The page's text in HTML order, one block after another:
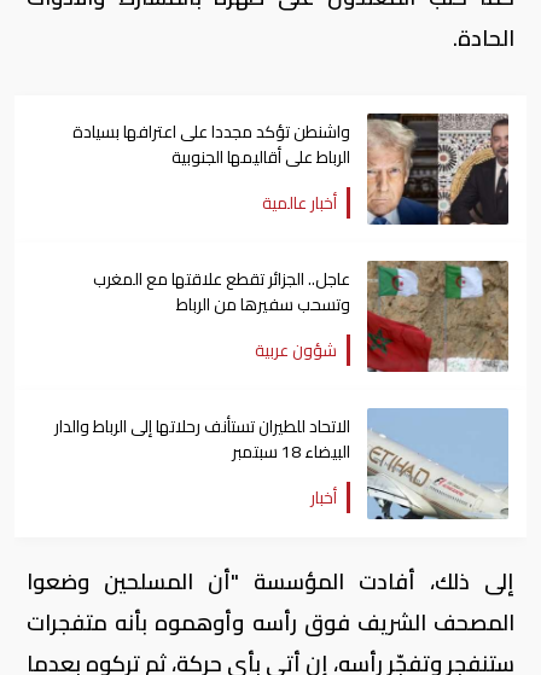
الحادة.
واشنطن تؤكد مجددا على اعترافها بسيادة
الرباط على أقاليمها الجنوبية
أخبار عالمية
عاجل.. الجزائر تقطع علاقتها مع المغرب
وتسحب سفيرها من الرباط
شؤون عربية
الاتحاد للطيران تستأنف رحلاتها إلى الرباط والدار
البيضاء 18 سبتمبر
أخبار
إلى ذلك، أفادت المؤسسة "أن المسلحين وضعوا
المصحف الشريف فوق رأسه وأوهموه بأنه متفجرات
ستنفجر وتفجّر رأسه، إن أتى بأي حركة، ثم تركوه بعدما